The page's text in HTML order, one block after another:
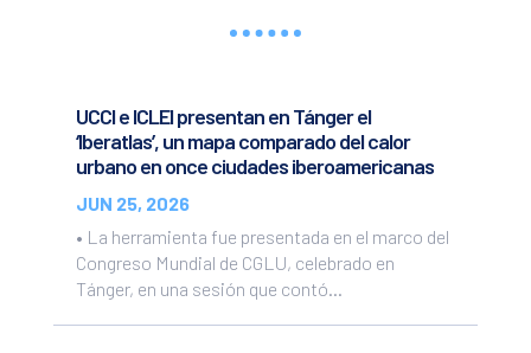
UCCI e ICLEI presentan en Tánger el
‘Iberatlas’, un mapa comparado del calor
urbano en once ciudades iberoamericanas
JUN 25, 2026
• La herramienta fue presentada en el marco del
Congreso Mundial de CGLU, celebrado en
Tánger, en una sesión que contó...